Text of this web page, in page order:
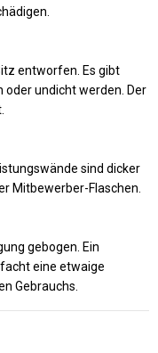
entworfen. Es gibt
oder undicht werden. Der
sind dicker
Mitbewerber-Flaschen.
gebogen. Ein
eine etwaige
Gebrauchs.